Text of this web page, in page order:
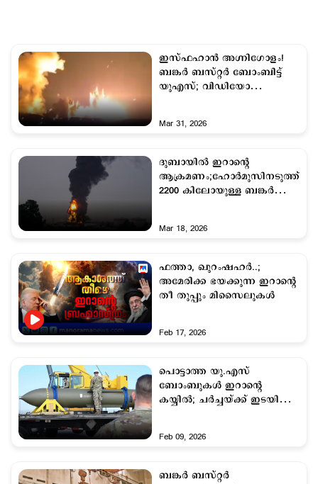
ഇസ്ഫഹാന്‍ അഗ്നിഗോളം!
ബങ്കര്‍ ബസ്റ്റര്‍ ബോംബിട്ട്
യുഎസ്; വിഡിയോ
Mar 31, 2026
ദുബായില്‍ ഇറാന്‍റെ
ആക്രമണം;ഹോര്‍മുസിനടുത്ത്
2200 കിലോയുള്ള ബങ്കര്‍
Mar 18, 2026
ഫത്താ, ഖുറംഷഹർ..;
അമേരിക്ക ഭയക്കുന്ന ഇറാന്റെ
തീ തുപ്പും മിസൈലുകള്‍
Feb 17, 2026
പൊട്ടാത്ത യു.എസ്
ബോംബുകള്‍ ഇറാന്റെ
കയ്യില്‍; ചര്‍ച്ചയ്ക്ക് ഇടയിലും
Feb 09, 2026
ബങ്കര്‍ ബസ്റ്റര്‍